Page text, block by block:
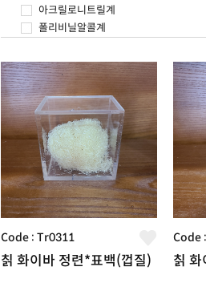
아크릴로니트릴계
폴리비닐알콜계
폴리플루오르계
기타 합성소재
Code : Tr0311
칡 화이바 정련*표백(껍질)
Code
칡